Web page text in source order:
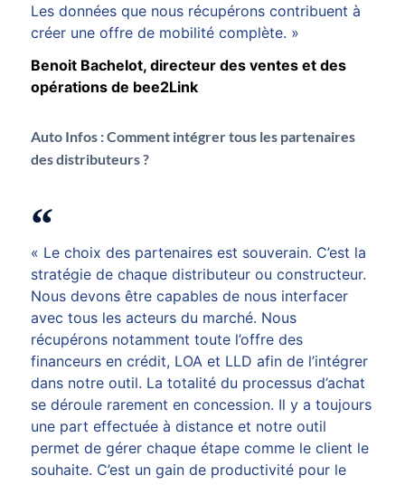
Les données que nous récupérons contribuent à
créer une offre de mobilité complète. »
Benoit Bachelot, directeur des ventes et des
opérations de bee2Link
Auto Infos :Comment intégrer tous les partenaires
des distributeurs ?
« Le choix des partenaires est souverain. C’est la
stratégie de chaque distributeur ou constructeur.
Nous devons être capables de nous interfacer
avec tous les acteurs du marché. Nous
récupérons notamment toute l’offre des
financeurs en crédit, LOA et LLD afin de l’intégrer
dans notre outil. La totalité du processus d’achat
se déroule rarement en concession. Il y a toujours
une part effectuée à distance et notre outil
permet de gérer chaque étape comme le client le
souhaite. C’est un gain de productivité pour le